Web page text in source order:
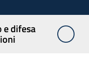
difesa